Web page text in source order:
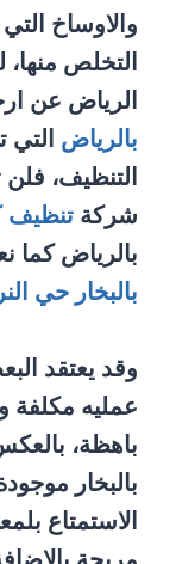
والاوساخ
التخلص
الرياض عن
بالرياض
التنظيف،
شركة تنظيف
بالرياض كما
بالبخار حي
وقد يعتقد
عمليه مكلفة
باهظة،
بالبخار
الاستمتاع